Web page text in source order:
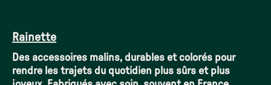
Rainette
Des accessoires malins, durables et colorés pour
rendre les trajets du quotidien plus sûrs et plus